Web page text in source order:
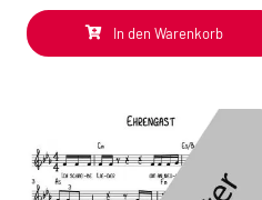
In den Warenkorb